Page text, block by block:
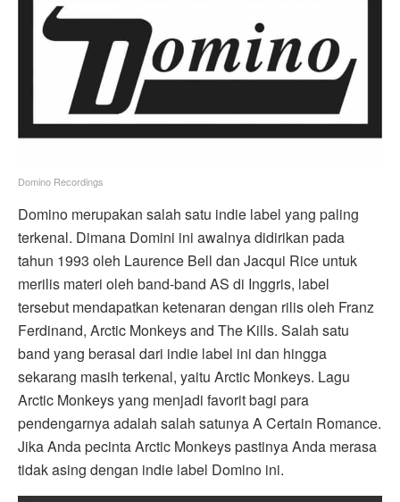
Domino Recordings
Domino merupakan salah satu indie label yang paling
terkenal. Dimana Domini ini awalnya didirikan pada
tahun 1993 oleh Laurence Bell dan Jacqui Rice untuk
merilis materi oleh band-band AS di Inggris, label
tersebut mendapatkan ketenaran dengan rilis oleh Franz
Ferdinand, Arctic Monkeys and The Kills. Salah satu
band yang berasal dari indie label ini dan hingga
sekarang masih terkenal, yaitu Arctic Monkeys. Lagu
Arctic Monkeys yang menjadi favorit bagi para
pendengarnya adalah salah satunya A Certain Romance.
Jika Anda pecinta Arctic Monkeys pastinya Anda merasa
tidak asing dengan indie label Domino ini.